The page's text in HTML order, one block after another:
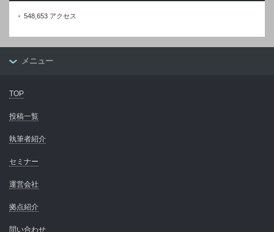
548,653 アクセス
メニュー
TOP
投稿一覧
執筆者紹介
セミナー
運営会社
拠点紹介
問い合わせ